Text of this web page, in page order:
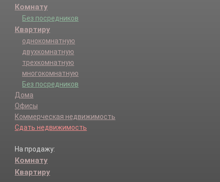
Комнату
Без посредников
Квартиру
однокомнатную
двухкомнатную
трехкомнатную
многокомнатную
Без посредников
Дома
Офисы
Коммерческая недвижимость
Сдать недвижимость
На продажу:
Комнату
Квартиру